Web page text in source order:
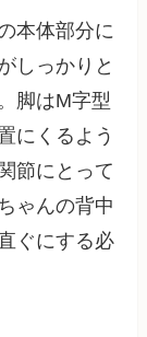
本体部分に
しっかりと
脚はM字型
にくるよう
節にとって
ゃんの背中
ぐにする必